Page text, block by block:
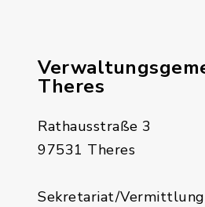
Theres
Rathausstraße 3
97531 Theres
Sekretariat/